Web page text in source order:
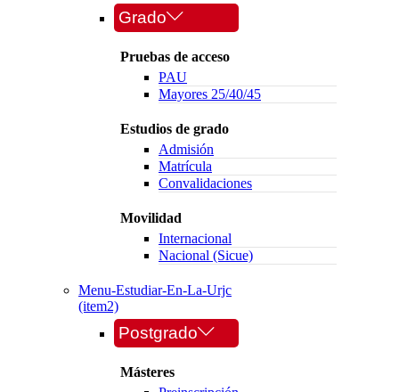
Grado
Pruebas de acceso
PAU
Mayores 25/40/45
Estudios de grado
Admisión
Matrícula
Convalidaciones
Movilidad
Internacional
Nacional (Sicue)
Menu-Estudiar-En-La-Urjc
(item2)
Postgrado
Másteres